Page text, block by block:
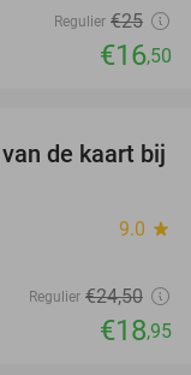
Regulier €25
€16,50
23%
de kaart bij
9.0 star
Regulier €24,50
€18,95